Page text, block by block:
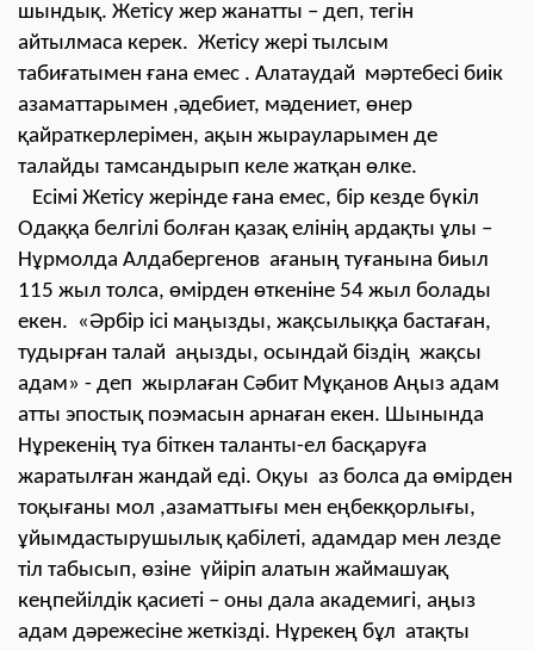
шындық. Жетісу жер жанатты – деп, тегін
айтылмаса керек. Жетісу жері тылсым
табиғатымен ғана емес . Алатаудай мәртебесі биік
азаматтарымен ,әдебиет, мәдениет, өнер
қайраткерлерімен, ақын жырауларымен де
талайды тамсандырып келе жатқан өлке.
Есімі Жетісу жерінде ғана емес, бір кезде бүкіл
Одаққа белгілі болған қазақ елінің ардақты ұлы –
Нұрмолда Алдабергенов ағаның туғанына биыл
115 жыл толса, өмірден өткеніне 54 жыл болады
екен. «Әрбір ісі маңызды, жақсылыққа бастаған,
тудырған талай аңызды, осындай біздің жақсы
адам» - деп жырлаған Сәбит Мұқанов Аңыз адам
атты эпостық поэмасын арнаған екен. Шынында
Нұрекенің туа біткен таланты-ел басқаруға
жаратылған жандай еді. Оқуы аз болса да өмірден
тоқығаны мол ,азаматтығы мен еңбекқорлығы,
ұйымдастырушылық қабілеті, адамдар мен лезде
тіл табысып, өзіне үйіріп алатын жаймашуақ
кеңпейілдік қасиеті – оны дала академигі, аңыз
адам дәрежесіне жеткізді. Нұрекең бұл атақты